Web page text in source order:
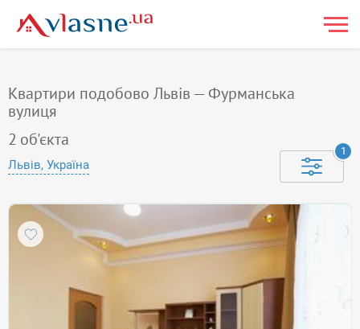
Квартири подобово Львів — Фурманська
вулиця
2 об'єкта
Львів, Україна
1